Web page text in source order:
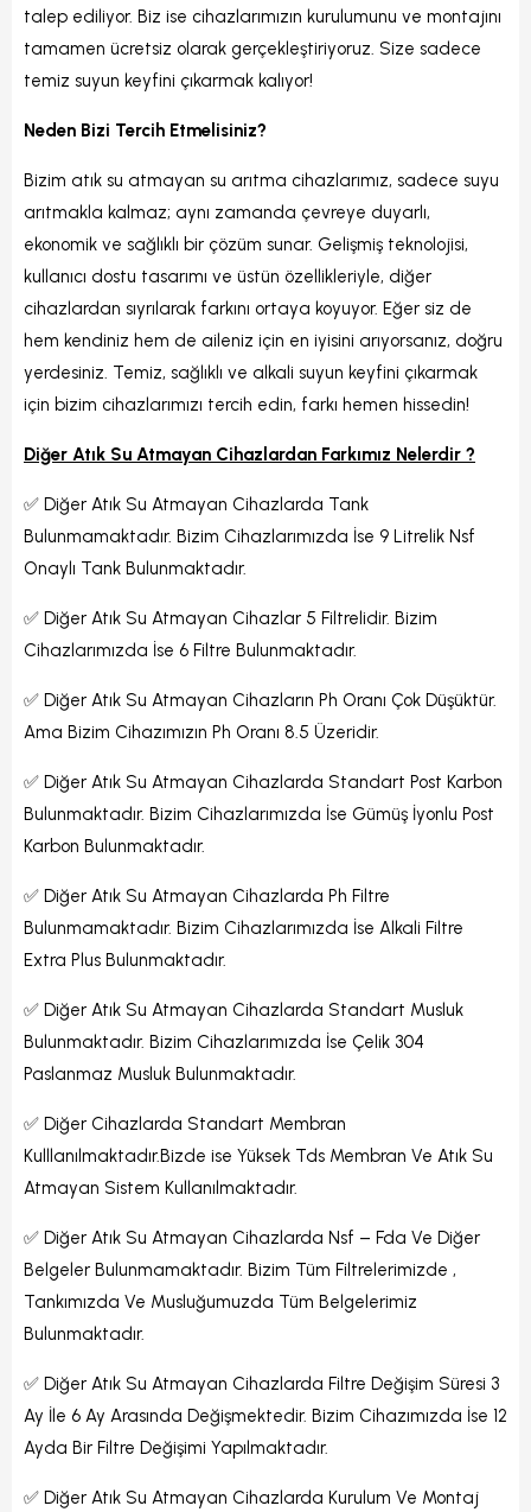
talep ediliyor. Biz ise cihazlarımızın kurulumunu ve montajını
tamamen ücretsiz olarak gerçekleştiriyoruz. Size sadece
temiz suyun keyfini çıkarmak kalıyor!
Neden Bizi Tercih Etmelisiniz?
Bizim atık su atmayan su arıtma cihazlarımız, sadece suyu
arıtmakla kalmaz; aynı zamanda çevreye duyarlı,
ekonomik ve sağlıklı bir çözüm sunar. Gelişmiş teknolojisi,
kullanıcı dostu tasarımı ve üstün özellikleriyle, diğer
cihazlardan sıyrılarak farkını ortaya koyuyor. Eğer siz de
hem kendiniz hem de aileniz için en iyisini arıyorsanız, doğru
yerdesiniz. Temiz, sağlıklı ve alkali suyun keyfini çıkarmak
için bizim cihazlarımızı tercih edin, farkı hemen hissedin!
Diğer Atık Su Atmayan Cihazlardan Farkımız Nelerdir ?
✅ Diğer Atık Su Atmayan Cihazlarda Tank
Bulunmamaktadır. Bizim Cihazlarımızda İse 9 Litrelik Nsf
Onaylı Tank Bulunmaktadır.
✅ Diğer Atık Su Atmayan Cihazlar 5 Filtrelidir. Bizim
Cihazlarımızda İse 6 Filtre Bulunmaktadır.
✅ Diğer Atık Su Atmayan Cihazların Ph Oranı Çok Düşüktür.
Ama Bizim Cihazımızın Ph Oranı 8.5 Üzeridir.
✅ Diğer Atık Su Atmayan Cihazlarda Standart Post Karbon
Bulunmaktadır. Bizim Cihazlarımızda İse Gümüş İyonlu Post
Karbon Bulunmaktadır.
✅ Diğer Atık Su Atmayan Cihazlarda Ph Filtre
Bulunmamaktadır. Bizim Cihazlarımızda İse Alkali Filtre
Extra Plus Bulunmaktadır.
✅ Diğer Atık Su Atmayan Cihazlarda Standart Musluk
Bulunmaktadır. Bizim Cihazlarımızda İse Çelik 304
Paslanmaz Musluk Bulunmaktadır.
✅ Diğer Cihazlarda Standart Membran
Kulllanılmaktadır.Bizde ise Yüksek Tds Membran Ve Atık Su
Atmayan Sistem Kullanılmaktadır.
✅ Diğer Atık Su Atmayan Cihazlarda Nsf – Fda Ve Diğer
Belgeler Bulunmamaktadır. Bizim Tüm Filtrelerimizde ,
Tankımızda Ve Musluğumuzda Tüm Belgelerimiz
Bulunmaktadır.
✅ Diğer Atık Su Atmayan Cihazlarda Filtre Değişim Süresi 3
Ay İle 6 Ay Arasında Değişmektedir. Bizim Cihazımızda İse 12
Ayda Bir Filtre Değişimi Yapılmaktadır.
✅ Diğer Atık Su Atmayan Cihazlarda Kurulum Ve Montaj